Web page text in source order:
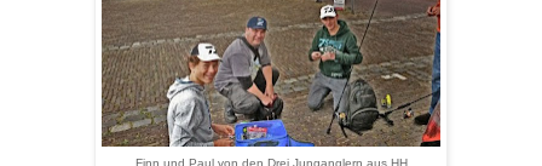
Finn und Paul von den Drei Junganglern aus HH